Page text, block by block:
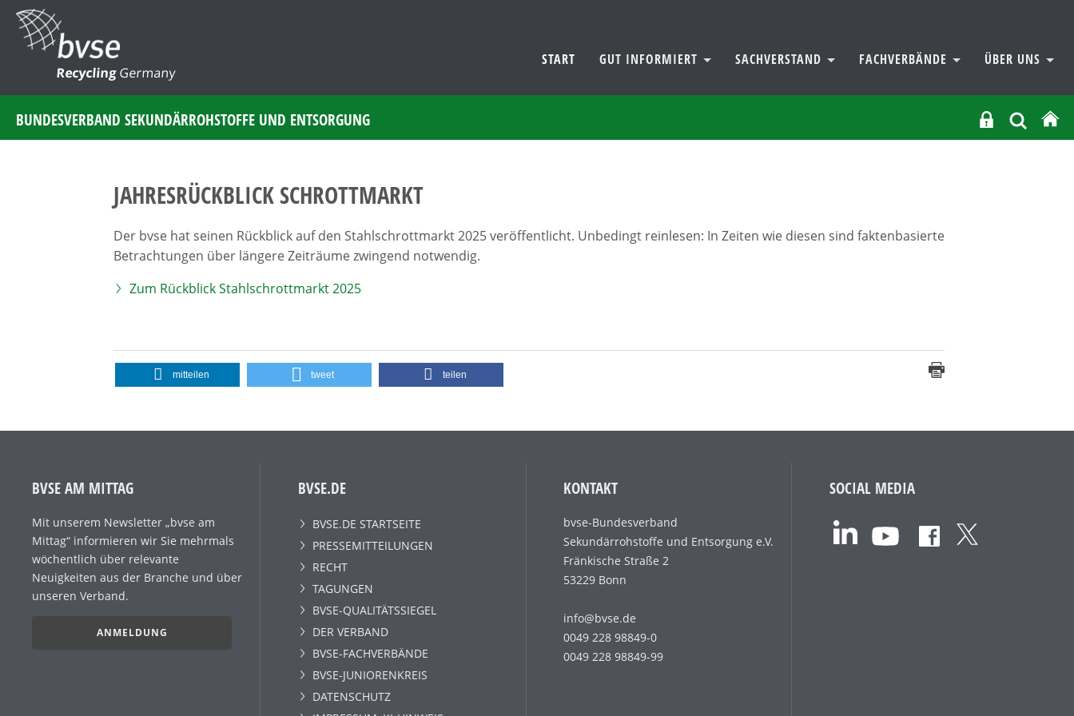
RecyclingGermany
START GUT INFORMIERT SACHVERSTAND FACHVERBÄNDE ÜBER UNS
BUNDESVERBAND SEKUNDÄRROHSTOFFE UND ENTSORGUNG
JAHRESRÜCKBLICK SCHROTTMARKT
Der bvse hat seinen Rückblick auf den Stahlschrottmarkt 2025 veröffentlicht. Unbedingt reinlesen: In Zeiten wie diesen sind faktenbasierte
Betrachtungen über längere Zeiträume zwingend notwendig.
Zum Rückblick Stahlschrottmarkt 2025
mitteilen tweet teilen
BVSE AM MITTAG
Mit unserem Newsletter „bvse am
Mittag“ informieren wir Sie mehrmals
wöchentlich über relevante
Neuigkeiten aus der Branche und über
unseren Verband.
ANMELDUNG
BVSE.DE
BVSE.DE STARTSEITE
PRESSEMITTEILUNGEN
RECHT
TAGUNGEN
BVSE-QUALITÄTSSIEGEL
DER VERBAND
BVSE-FACHVERBÄNDE
BVSE-JUNIORENKREIS
DATENSCHUTZ
KONTAKT
bvse-Bundesverband
Sekundärrohstoffe und Entsorgung e.V.
Fränkische Straße 2
53229 Bonn
info@bvse.de
0049 228 98849-0
0049 228 98849-99
SOCIAL MEDIA